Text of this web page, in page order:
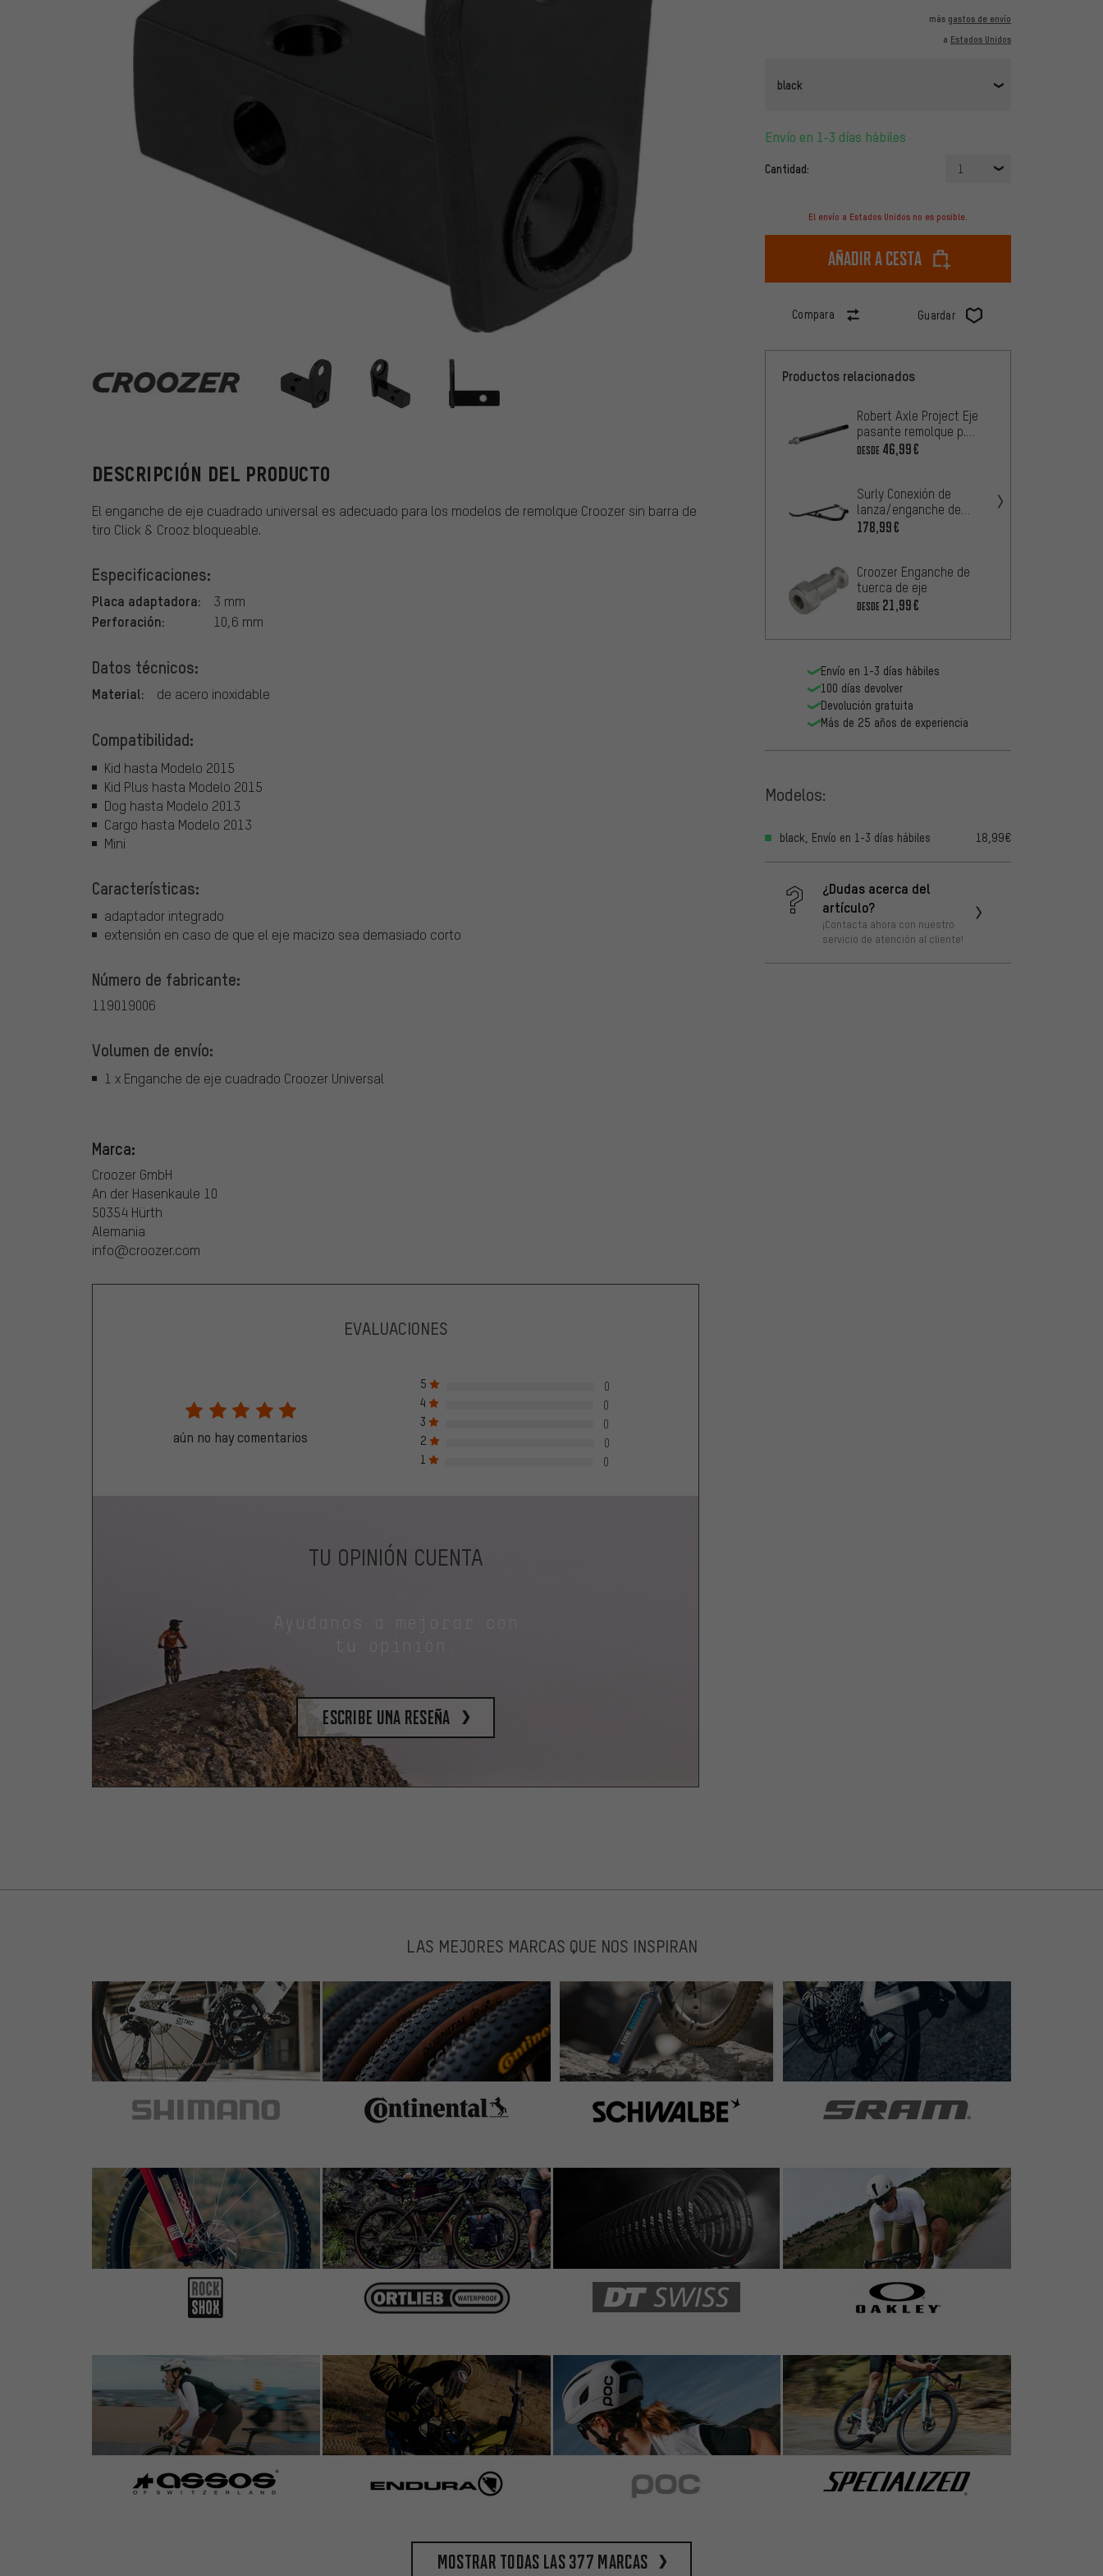
más gastos de envío
a Estados Unidos
black
Envío en 1-3 días hábiles
Cantidad: 1
El envío a Estados Unidos no es posible.
Añadir a cesta
Compara Guardar
Croozer
DESCRIPCIÓN DEL PRODUCTO
El enganche de eje cuadrado universal es adecuado para los modelos de remolque Croozer sin barra de
tiro Click & Crooz bloqueable.
Especificaciones:
Placa adaptadora: 3 mm
Perforación: 10,6 mm
Datos técnicos:
Material: de acero inoxidable
Compatibilidad:
Kid hasta Modelo 2015
Kid Plus hasta Modelo 2015
Dog hasta Modelo 2013
Cargo hasta Modelo 2013
Mini
Características:
adaptador integrado
extensión en caso de que el eje macizo sea demasiado corto
Número de fabricante:
119019006
Volumen de envío:
1 x Enganche de eje cuadrado Croozer Universal
Marca:
Croozer GmbH
An der Hasenkaule 10
50354 Hürth
Alemania
info@croozer.com
Productos relacionados
Robert Axle Project Eje
pasante remolque p.
bicicleta p. ancho de
DESDE 46,99€
Surly Conexión de
lanza/enganche de
remolque para bicicleta
178,99€
Croozer Enganche de
tuerca de eje
DESDE 21,99€
Envío en 1-3 días hábiles
100 días devolver
Devolución gratuita
Más de 25 años de experiencia
Modelos:
black, Envío en 1-3 días hábiles 18,99€
¿Dudas acerca del
artículo?
¡Contacta ahora con nuestro
servicio de atención al cliente!
EVALUACIONES
aún no hay comentarios
5
0
4
0
3
0
2
0
1
0
TU OPINIÓN CUENTA
tu opinión.
escribe una reseña
LAS MEJORES MARCAS QUE NOS INSPIRAN
Mostrar todas las 377 marcas